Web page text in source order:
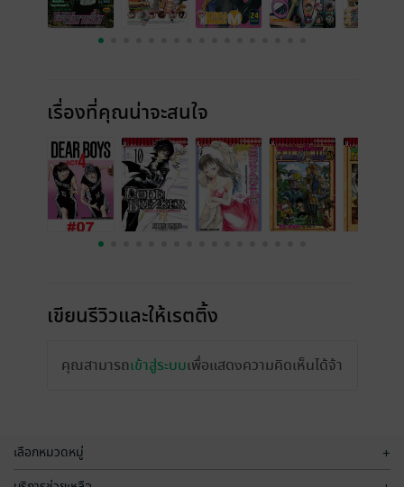
เรื่องที่คุณน่าจะสนใจ
เขียนรีวิวและให้เรตติ้ง
คุณสามารถเข้าสู่ระบบเพื่อแสดงความคิดเห็นได้จ้า
เลือกหมวดหมู่ +